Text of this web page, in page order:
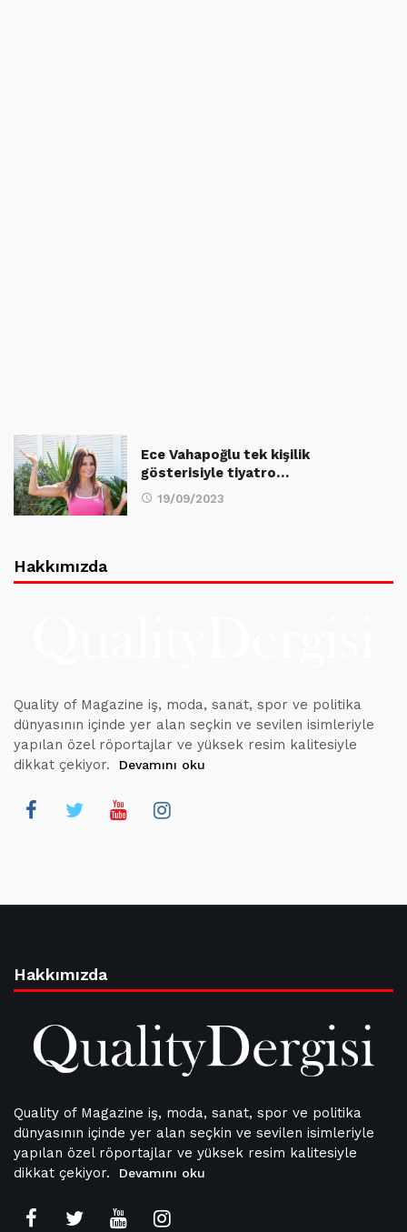
Ece Vahapoğlu tek kişilik
gösterisiyle tiyatro…
19/09/2023
Hakkımızda
Quality of Magazine iş, moda, sanat, spor ve politika
dünyasının içinde yer alan seçkin ve sevilen isimleriyle
yapılan özel röportajlar ve yüksek resim kalitesiyle
dikkat çekiyor.
Devamını oku
Hakkımızda
Quality of Magazine iş, moda, sanat, spor ve politika
dünyasının içinde yer alan seçkin ve sevilen isimleriyle
yapılan özel röportajlar ve yüksek resim kalitesiyle
dikkat çekiyor.
Devamını oku